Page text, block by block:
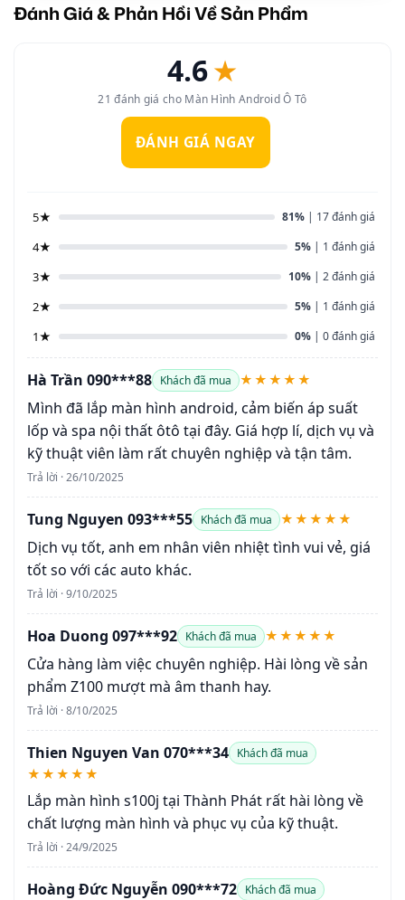
Đánh Giá & Phản Hồi Về Sản Phẩm
4.6★
21 đánh giá cho Màn Hình Android Ô Tô
ĐÁNH GIÁ NGAY
5★ 81% | 17 đánh giá
4★ 5% | 1 đánh giá
3★ 10% | 2 đánh giá
2★ 5% | 1 đánh giá
1★ 0% | 0 đánh giá
Hà Trần 090***88 Khách đã mua ★★★★★
Mình đã lắp màn hình android, cảm biến áp suất
lốp và spa nội thất ôtô tại đây. Giá hợp lí, dịch vụ và
kỹ thuật viên làm rất chuyên nghiệp và tận tâm.
Trả lời · 26/10/2025
Tung Nguyen 093***55 Khách đã mua ★★★★★
Dịch vụ tốt, anh em nhân viên nhiệt tình vui vẻ, giá
tốt so với các auto khác.
Trả lời · 9/10/2025
Hoa Duong 097***92 Khách đã mua ★★★★★
Cửa hàng làm việc chuyên nghiệp. Hài lòng về sản
phẩm Z100 mượt mà âm thanh hay.
Trả lời · 8/10/2025
Thien Nguyen Van 070***34 Khách đã mua
★★★★★
Lắp màn hình s100j tại Thành Phát rất hài lòng về
chất lượng màn hình và phục vụ của kỹ thuật.
Trả lời · 24/9/2025
Hoàng Đức Nguyễn 090***72 Khách đã mua